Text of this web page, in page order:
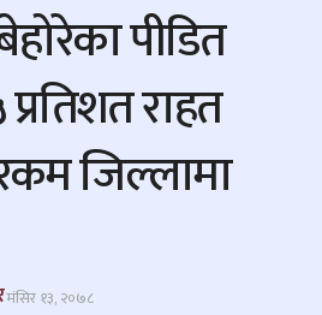
पीडित
राहत
जिल्लामा
मंसिर १३, २०७८